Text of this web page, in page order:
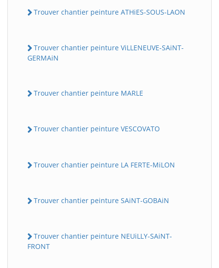
Trouver chantier peinture ATHiES-SOUS-LAON
Trouver chantier peinture ViLLENEUVE-SAiNT-
GERMAiN
Trouver chantier peinture MARLE
Trouver chantier peinture VESCOVATO
Trouver chantier peinture LA FERTE-MiLON
Trouver chantier peinture SAiNT-GOBAiN
Trouver chantier peinture NEUiLLY-SAiNT-
FRONT